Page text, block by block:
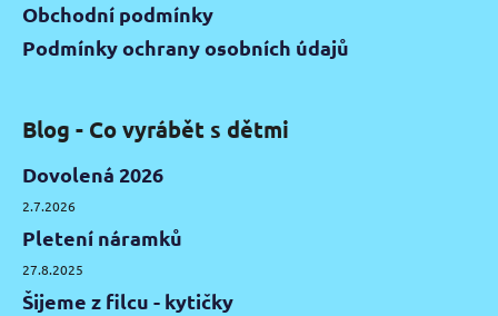
Obchodní podmínky
Podmínky ochrany osobních údajů
Blog - Co vyrábět s dětmi
Dovolená 2026
2.7.2026
Pletení náramků
27.8.2025
Šijeme z filcu - kytičky